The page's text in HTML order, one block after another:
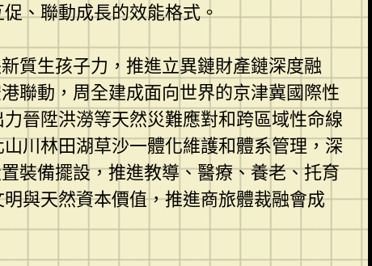
、聯動成長的效能格式。
質生孩子力，推進立異鏈財產鏈深度融
聯動，周全建成面向世界的京津冀國際性
晉陞洪澇等天然災難應對和跨區域性命線
川林田湖草沙一體化維護和體系管理，深
裝備擺設，推進教導、醫療、養老、托育
與天然資本價值，推進商旅體裁融會成